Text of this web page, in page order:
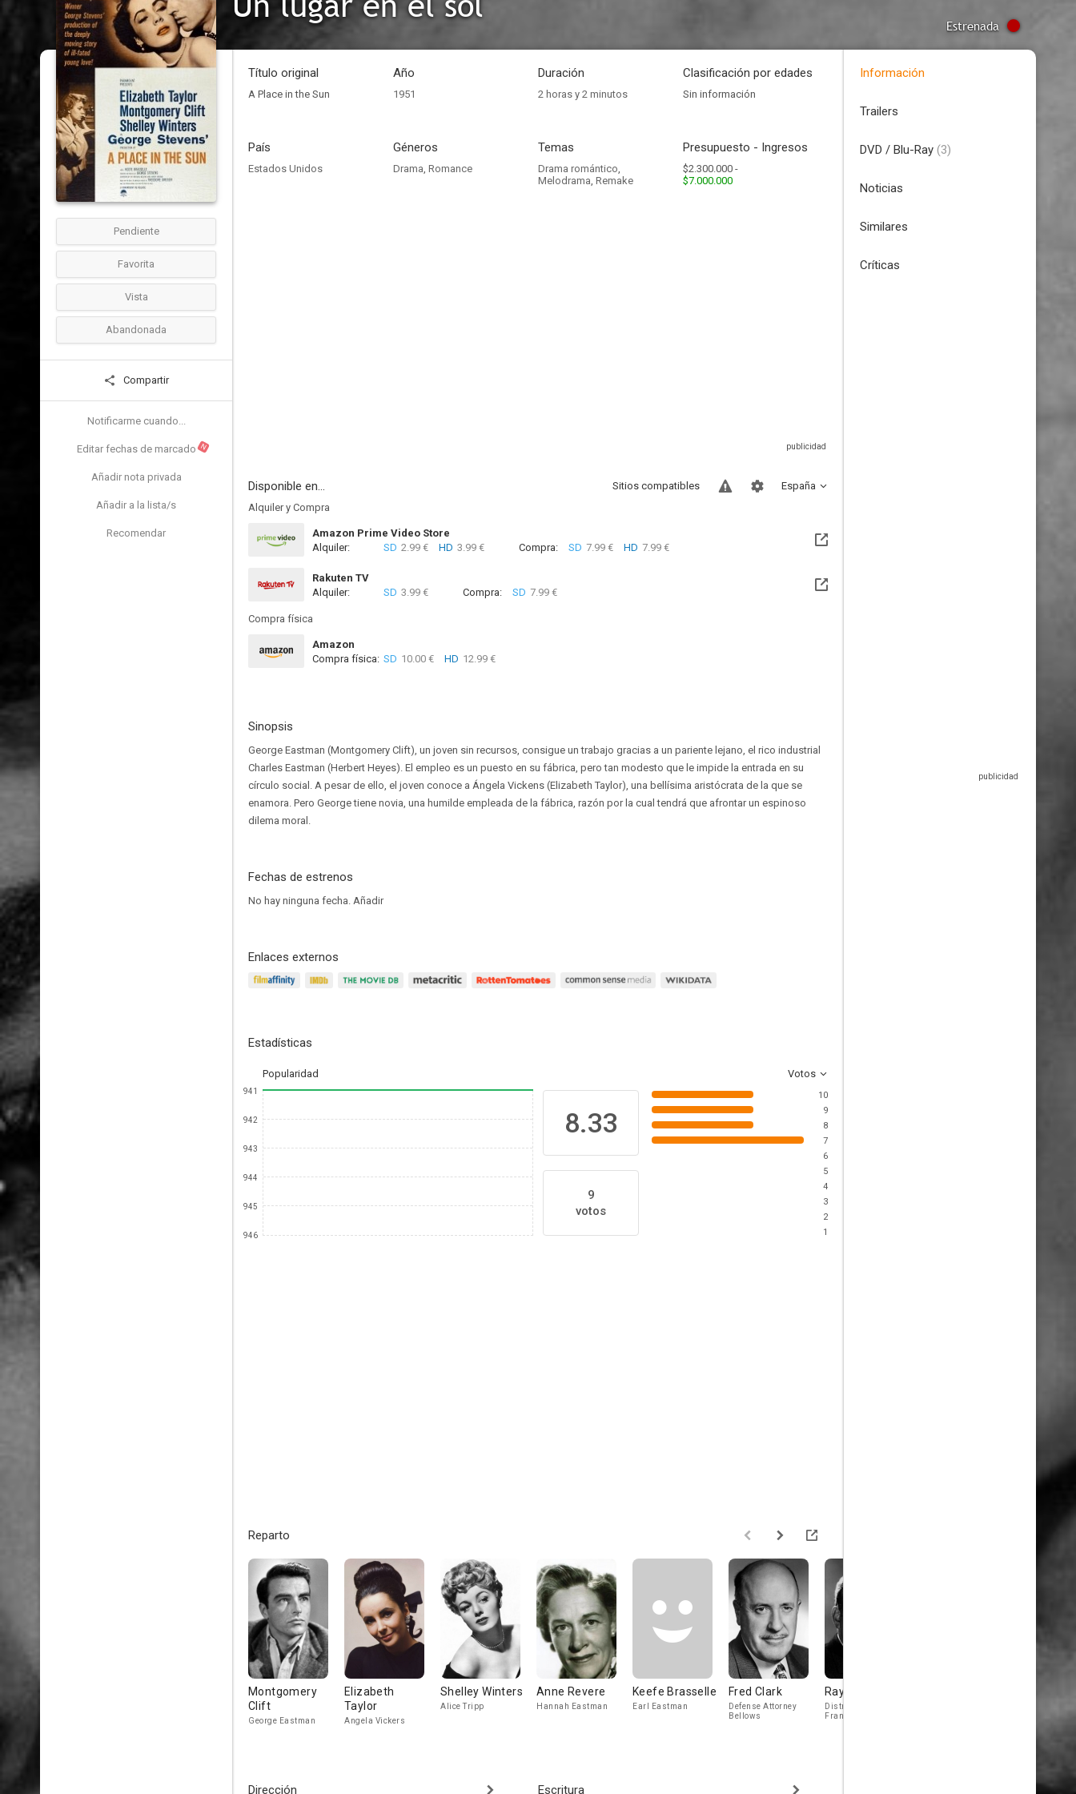
Estrenada
Pendiente
Favorita
Vista
Abandonada
Compartir
Notificarme cuando...
Editar fechas de marcado N
Añadir nota privada
Añadir a la lista/s
Recomendar
Título original
A Place in the Sun
Año
1951
Duración
2 horas y 2 minutos
Clasificación por edades
Sin información
País
Estados Unidos
Géneros
Drama, Romance
Temas
Drama romántico,
Melodrama, Remake
Presupuesto - Ingresos
$2.300.000 -
$7.000.000
Disponible en... España
Sitios compatibles
Alquiler y Compra
Amazon Prime Video Store
Alquiler:
SD 2.99 € HD 3.99 € Compra: SD 7.99 € HD 7.99 €
Rakuten TV
Alquiler:
SD 3.99 € Compra: SD 7.99 €
Compra física
Amazon
Compra física: SD 10.00 € HD 12.99 €
Sinopsis
George Eastman (Montgomery Clift), un joven sin recursos, consigue un trabajo gracias a un pariente lejano, el rico industrial
Charles Eastman (Herbert Heyes). El empleo es un puesto en su fábrica, pero tan modesto que le impide la entrada en su
círculo social. A pesar de ello, el joven conoce a Ángela Vickens (Elizabeth Taylor), una bellísima aristócrata de la que se
enamora. Pero George tiene novia, una humilde empleada de la fábrica, razón por la cual tendrá que afrontar un espinoso
dilema moral.
Fechas de estrenos
No hay ninguna fecha. Añadir
Enlaces externos
Estadísticas
Popularidad Votos
941
942
943
944
945
946
8.33
9
votos
10
9
8
7
6
5
4
3
2
1
Reparto
Montgomery
Clift
George Eastman
Elizabeth
Taylor
Angela Vickers
Shelley Winters
Alice Tripp
Anne Revere
Hannah Eastman
Keefe Brasselle
Earl Eastman
Fred Clark
Defense Attorney
Bellows
Raymond Burr
District Attorney R.
Frank Marlowe
Dirección Escritura
Información
Trailers
DVD / Blu-Ray (3)
Noticias
Similares
Críticas